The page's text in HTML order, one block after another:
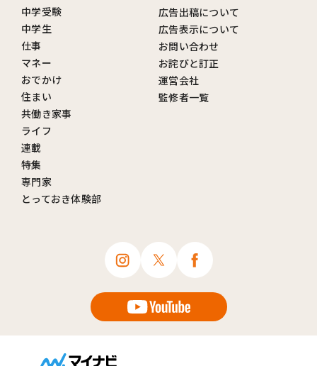
中学受験
中学生
仕事
マネー
おでかけ
住まい
共働き家事
ライフ
連載
特集
専門家
とっておき体験部
広告出稿について
広告表示について
お問い合わせ
お詫びと訂正
運営会社
監修者一覧